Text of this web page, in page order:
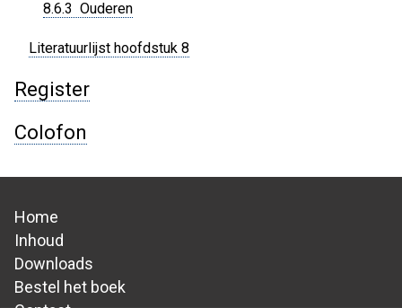
8.6.3 Ouderen
Literatuurlijst hoofdstuk 8
Register
Colofon
Hoofdnavigatie
Home
Inhoud
Downloads
Bestel het boek